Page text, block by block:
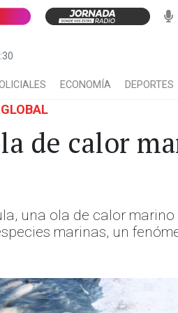
ECONOMÍA DEPORTES
de calor
una ola de calor
marinas, un